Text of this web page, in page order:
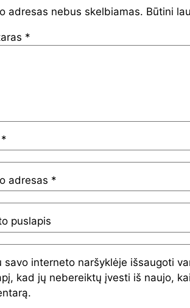
adresas nebus skelbiamas. Būtini
*
*
adresas *
puslapis
savo interneto naršyklėje išsaugoti
kad jų nebereiktų įvesti iš naujo,